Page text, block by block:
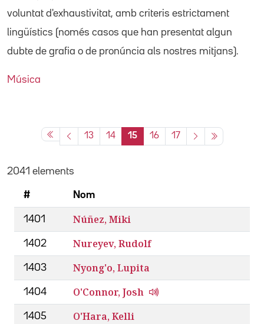
voluntat d'exhaustivitat, amb criteris estrictament
lingüístics (només casos que han presentat algun
dubte de grafia o de pronúncia als nostres mitjans).
Música
13 14 15 16 17
2041 elements
# Nom
1401 Núñez, Miki
1402 Nureyev, Rudolf
1403 Nyong'o, Lupita
1404 O'Connor, Josh
1405 O'Hara, Kelli